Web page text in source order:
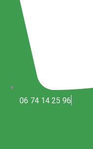
06 74 14 25 96